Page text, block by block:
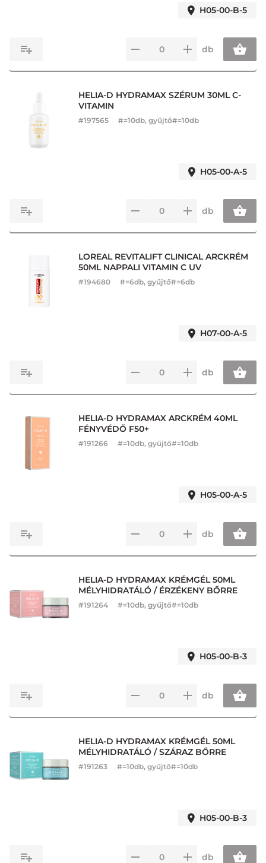
H05-00-B-5
db
HELIA-D HYDRAMAX SZÉRUM 30ML C-
VITAMIN
#197565 #=10db, gyűjtő#=10db
H05-00-A-5
db
LOREAL REVITALIFT CLINICAL ARCKRÉM
50ML NAPPALI VITAMIN C UV
#194680 #=6db, gyűjtő#=6db
H07-00-A-5
db
HELIA-D HYDRAMAX ARCKRÉM 40ML
FÉNYVÉDŐ F50+
#191266 #=10db, gyűjtő#=10db
H05-00-A-5
db
HELIA-D HYDRAMAX KRÉMGÉL 50ML
MÉLYHIDRATÁLÓ / ÉRZÉKENY BŐRRE
#191264 #=10db, gyűjtő#=10db
H05-00-B-3
db
HELIA-D HYDRAMAX KRÉMGÉL 50ML
MÉLYHIDRATÁLÓ / SZÁRAZ BŐRRE
#191263 #=10db, gyűjtő#=10db
H05-00-B-3
db